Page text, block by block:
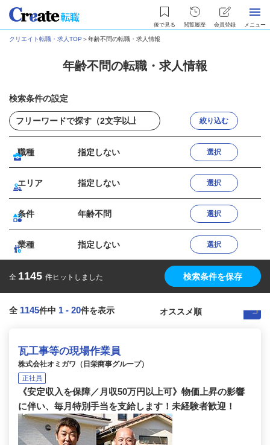
後で見る 閲覧履歴 会員登録 メニュー
クリエイト転職・求人TOP ＞年齢不問の転職・求人情報
年齢不問の転職・求人情報
検索条件の設定
絞り込む
職種 指定しない 選択
エリア 指定しない 選択
条件 年齢不問 選択
業種 指定しない 選択
全 1145 件ヒットしました 検索条件を保存
全 1145件中 1 - 20件を表示
瓦工事等の現場作業員
株式会社オミガワ（日栄商事グループ）
正社員
《安定収入を保障／月収50万円以上可》物価上昇の影響
に伴い、毎月特別手当を支給します！未経験者歓迎！